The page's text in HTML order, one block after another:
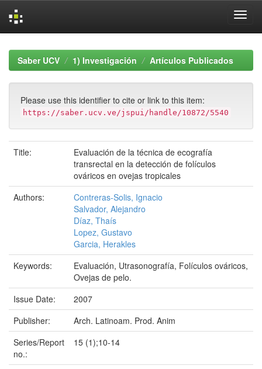
navigationSaber UCV 1) Investigación Artículos Publicados
Please use this identifier to cite or link to this item:
https://saber.ucv.ve/jspui/handle/10872/5540
Title:
Evaluación de la técnica de ecografía
transrectal en la detección de folículos
ováricos en ovejas tropicales
Authors:
Contreras-Solis, Ignacio
Salvador, Alejandro
Díaz, Thaís
Lopez, Gustavo
Garcia, Herakles
Keywords:
Evaluación, Utrasonografía, Folículos ováricos,
Ovejas de pelo.
Issue Date:
2007
Publisher:
Arch. Latinoam. Prod. Anim
Series/Report
no.:
15 (1);10-14